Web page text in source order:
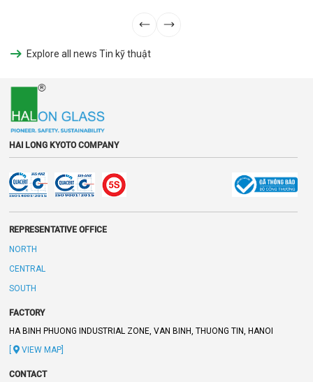
Explore all news Tin kỹ thuật
HAI LONG KYOTO COMPANY
REPRESENTATIVE OFFICE
NORTH
CENTRAL
SOUTH
FACTORY
HA BINH PHUONG INDUSTRIAL ZONE, VAN BINH, THUONG TIN, HANOI
[
VIEW MAP]
CONTACT